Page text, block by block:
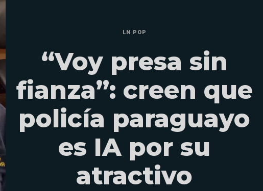
LN POP
“Voy presa sin
fianza”: creen que
policía paraguayo
es IA por su
atractivo